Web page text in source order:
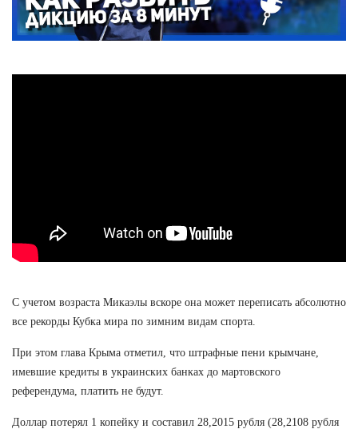
С учетом возраста Микаэлы вскоре она может переписать абсолютно
все рекорды Кубка мира по зимним видам спорта.
При этом глава Крыма отметил, что штрафные пени крымчане,
имевшие кредиты в украинских банках до мартовского
референдума, платить не будут.
Доллар потерял 1 копейку и составил 28,2015 рубля (28,2108 рубля